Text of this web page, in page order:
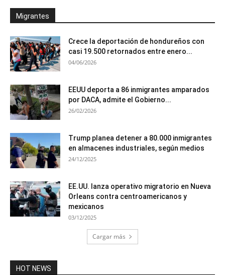
Migrantes
Crece la deportación de hondureños con
casi 19.500 retornados entre enero...
04/06/2026
EEUU deporta a 86 inmigrantes amparados
por DACA, admite el Gobierno...
26/02/2026
Trump planea detener a 80.000 inmigrantes
en almacenes industriales, según medios
24/12/2025
EE.UU. lanza operativo migratorio en Nueva
Orleans contra centroamericanos y
mexicanos
03/12/2025
Cargar más
HOT NEWS